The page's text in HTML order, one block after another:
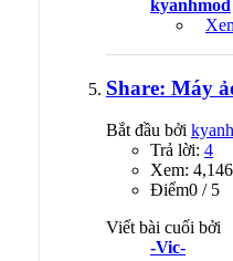
kyanhmod
Share: Máy
Bắt đầu bởi
Trả lời: 4
Xem: 4,146
Ðiểm0 / 5
Viết bài cuối bởi
-Vic-